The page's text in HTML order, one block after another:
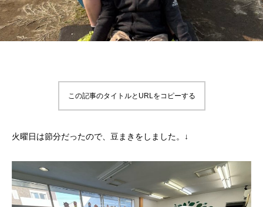
この記事のタイトルとURLをコピーする
火曜日は節分だったので、豆まきをしました。↓